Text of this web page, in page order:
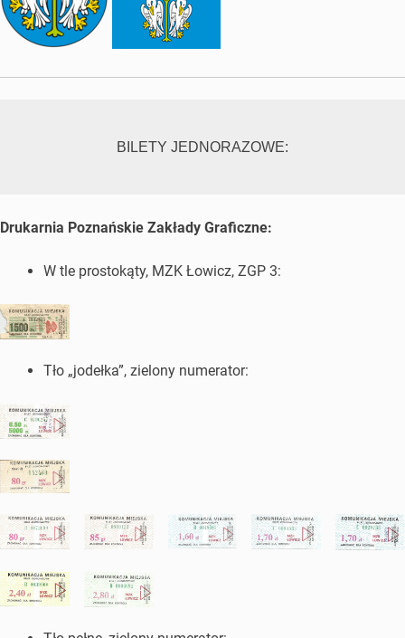
BILETY JEDNORAZOWE:
Drukarnia Poznańskie Zakłady Graficzne:
W tle prostokąty, MZK Łowicz, ZGP 3:
Tło „jodełka”, zielony numerator: